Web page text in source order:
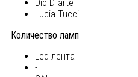
Dio D`arte
Lucia Tucci
Количество ламп
Led лента
-